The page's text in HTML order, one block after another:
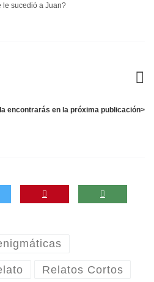
le sucedió a Juan?
encontrarás en la próxima publicación>
Relatos Cortos